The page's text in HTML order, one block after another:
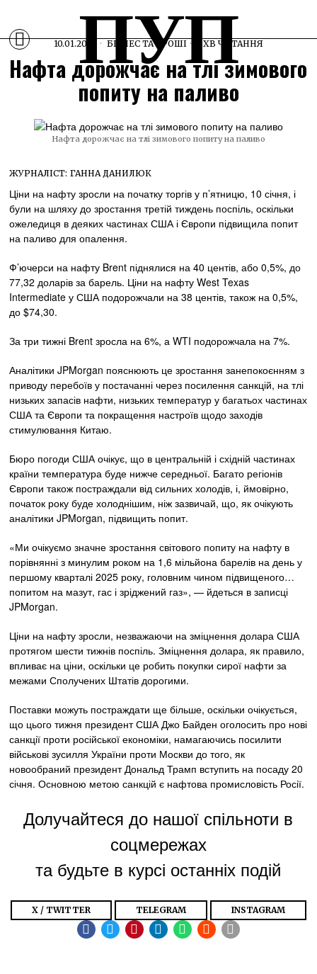
ПУП
10.01.2025 БІЗНЕС ТА ГРОШІ 1 ХВ ЧИТАННЯ
Нафта дорожчає на тлі зимового
попиту на паливо
Нафта дорожчає на тлі зимового попиту на паливо
ЖУРНАЛІСТ: ГАННА ДАНИЛЮК
Ціни на нафту зросли на початку торгів у п’ятницю, 10 січня, і
були на шляху до зростання третій тиждень поспіль, оскільки
ожеледиця в деяких частинах США і Європи підвищила попит
на паливо для опалення.
Ф’ючерси на нафту Brent піднялися на 40 центів, або 0,5%, до
77,32 доларів за барель. Ціни на нафту West Texas
Intermediate у США подорожчали на 38 центів, також на 0,5%,
до $74,30.
За три тижні Brent зросла на 6%, а WTI подорожчала на 7%.
Аналітики JPMorgan пояснюють це зростання занепокоєнням з
приводу перебоїв у постачанні через посилення санкцій, на тлі
низьких запасів нафти, низьких температур у багатьох частинах
США та Європи та покращення настроїв щодо заходів
стимулювання Китаю.
Бюро погоди США очікує, що в центральній і східній частинах
країни температура буде нижче середньої. Багато регіонів
Європи також постраждали від сильних холодів, і, ймовірно,
початок року буде холоднішим, ніж зазвичай, що, як очікують
аналітики JPMorgan, підвищить попит.
«Ми очікуємо значне зростання світового попиту на нафту в
порівнянні з минулим роком на 1,6 мільйона барелів на день у
першому кварталі 2025 року, головним чином підвищеного…
попитом на мазут, гас і зріджений газ», — йдеться в записці
JPMorgan.
Ціни на нафту зросли, незважаючи на зміцнення долара США
протягом шести тижнів поспіль. Зміцнення долара, як правило,
впливає на ціни, оскільки це робить покупки сирої нафти за
межами Сполучених Штатів дорогими.
Поставки можуть постраждати ще більше, оскільки очікується,
що цього тижня президент США Джо Байден оголосить про нові
санкції проти російської економіки, намагаючись посилити
військові зусилля України проти Москви до того, як
новообраний президент Дональд Трамп вступить на посаду 20
січня. Основною метою санкцій є нафтова промисловість Росії.
Долучайтеся до нашої спільноти в
соцмережах
та будьте в курсі останніх подій
X / TWITTER TELEGRAM INSTAGRAM